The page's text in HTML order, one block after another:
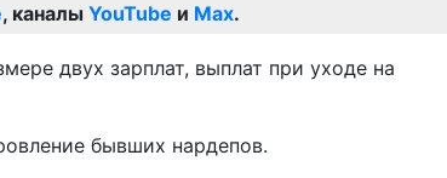
, каналы YouTube и Max.
двух зарплат, выплат при уходе на
бывших нардепов.